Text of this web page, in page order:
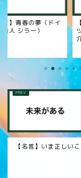
言】至誠（日産コン
ルン創始者 鮎川義
【名言】いま正しい